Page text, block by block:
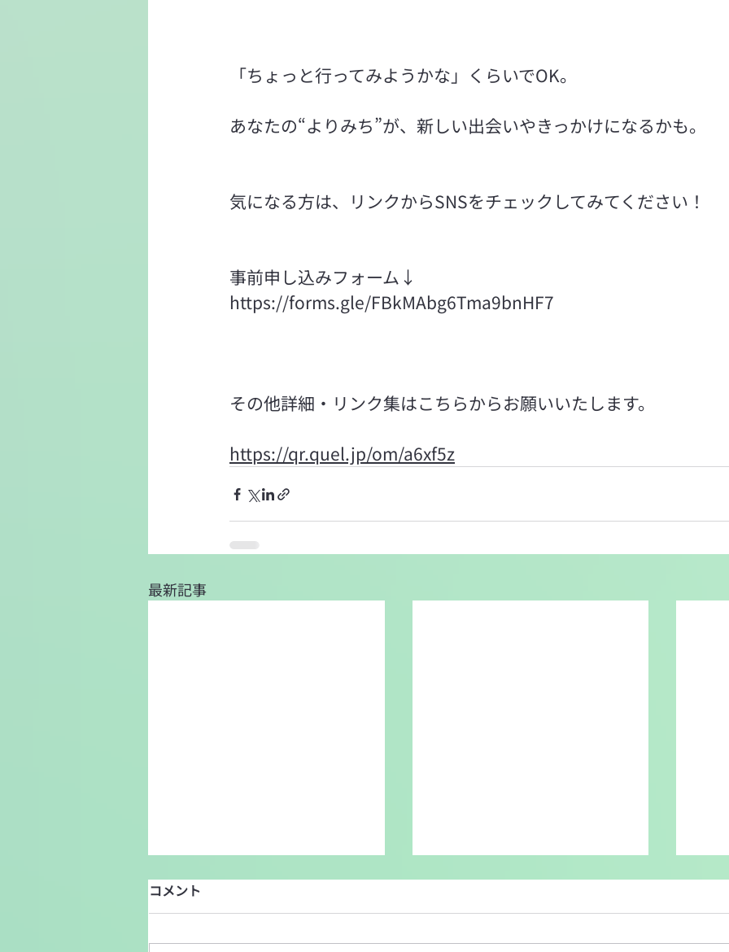
「ちょっと行ってみようかな」くらいでOK。
あなたの“よりみち”が、新しい出会いやきっかけになるかも。
気になる方は、リンクからSNSをチェックしてみてください！
事前申し込みフォーム↓
https://forms.gle/FBkMAbg6Tma9bnHF7
その他詳細・リンク集はこちらからお願いいたします。
https://qr.quel.jp/om/a6xf5z
最新記事
コメント